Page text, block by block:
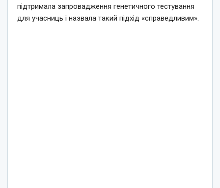
підтримала запровадження генетичного тестування
для учасниць і назвала такий підхід «справедливим».